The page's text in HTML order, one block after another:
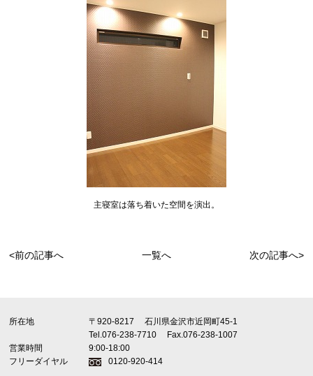
主寝室は落ち着いた空間を演出。
<前の記事へ 一覧へ 次の記事へ>
所在地 〒920-8217
石川県金沢市近岡町45-1
Tel.076-238-7710
Fax.076-238-1007
営業時間
9:00-18:00
フリーダイヤル
0120-920-414